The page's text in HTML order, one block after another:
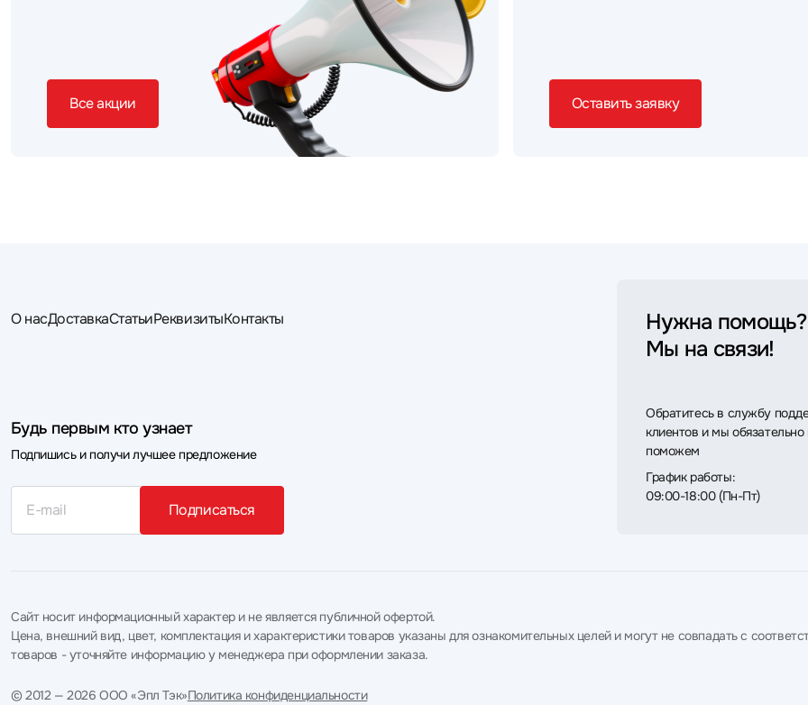
Все акции Оставить заявку
О насДоставкаСтатьиРеквизитыКонтакты
Будь первым кто узнает
Подпишись и получи лучшее предложение
Подписаться
Нужна помощь?
Мы на связи!
Обратитесь в службу
клиентов и мы
поможем
График работы:
09:00-18:00 (Пн-Пт)
Сайт носит информационный характер и не является публичной офертой.
Цена, внешний вид, цвет, комплектация и характеристики товаров указаны для ознакомительных целей и могут не совпадать с
товаров - уточняйте информацию у менеджера при оформлении заказа.
© 2012 — 2026 ООО «Эпл Тэк»Политика конфиденциальности